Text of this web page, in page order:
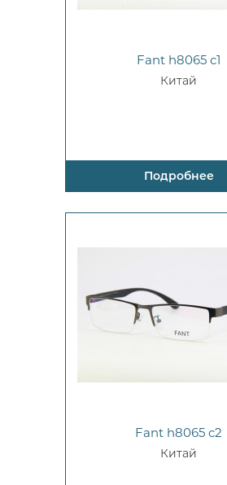
Fant h8065 c1
Китай
Подробнее
Fant h8065 c2
Китай